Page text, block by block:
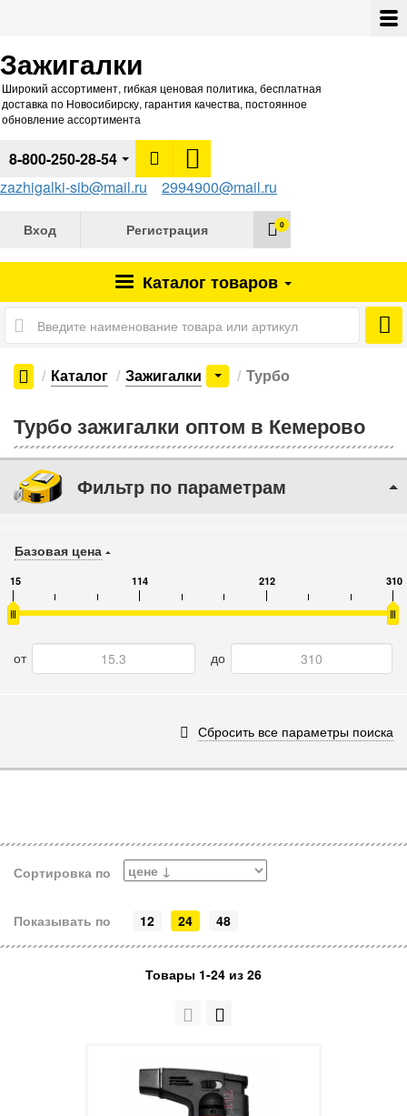
Зажигалки
Широкий ассортимент, гибкая ценовая политика, бесплатная
доставка по Новосибирску, гарантия качества, постоянное
обновление ассортимента
8-800-250-28-54
zazhigalki-sib@mail.ru
2994900@mail.ru
Вход Регистрация 0
Каталог товаров
Каталог Зажигалки Турбо
Турбо зажигалки оптом в Кемерово
Фильтр по параметрам
Базовая цена
15 114 212 310
от до
Сбросить все параметры поиска
Сортировка по
Показывать по 12 24 48
Товары 1-24 из 26